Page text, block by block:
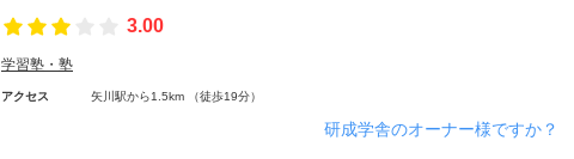
3.00
学習塾・塾
アクセス 矢川駅から1.5km （徒歩19分）
研成学舎のオーナー様ですか？